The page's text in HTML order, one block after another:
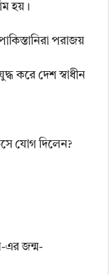
হয়।
পরাজয়
করে দেশ স্বাধীন
যোগ দিলেন?
এর জন্ম-